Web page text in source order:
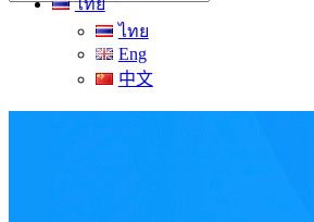
ไทย
ไทย
Eng
中文
for: